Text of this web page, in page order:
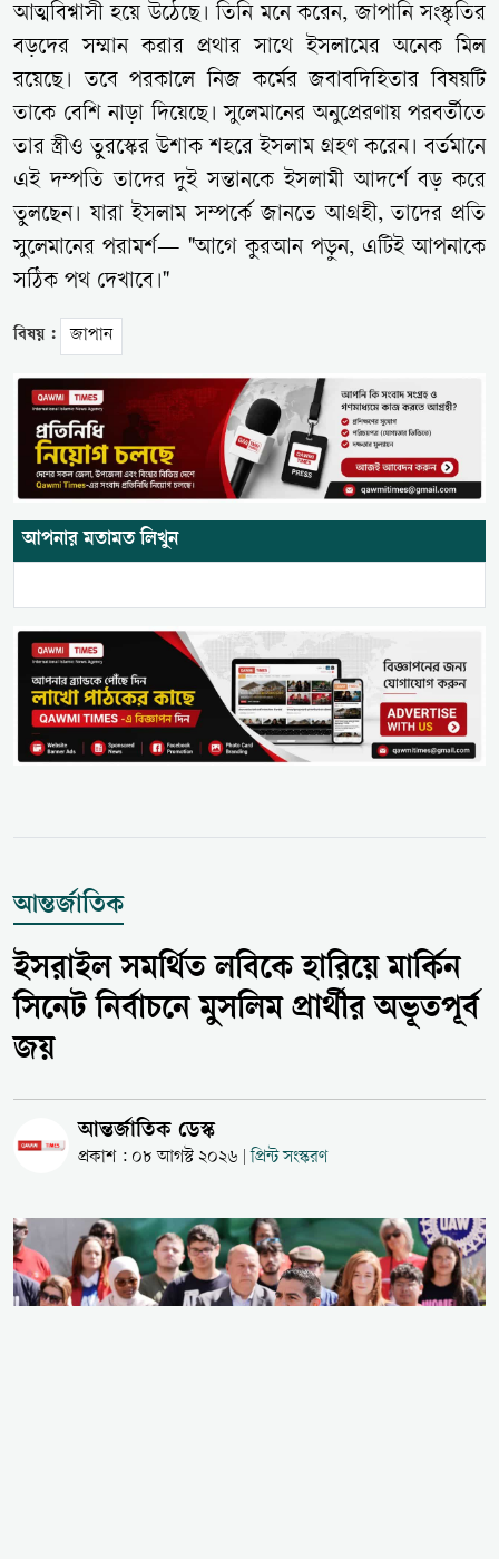
আত্মবিশ্বাসী হয়ে উঠেছে। তিনি মনে করেন, জাপানি সংস্কৃতির
বড়দের সম্মান করার প্রথার সাথে ইসলামের অনেক মিল
রয়েছে। তবে পরকালে নিজ কর্মের জবাবদিহিতার বিষয়টি
তাকে বেশি নাড়া দিয়েছে। সুলেমানের অনুপ্রেরণায় পরবর্তীতে
তার স্ত্রীও তুরস্কের উশাক শহরে ইসলাম গ্রহণ করেন। বর্তমানে
এই দম্পতি তাদের দুই সন্তানকে ইসলামী আদর্শে বড় করে
তুলছেন। যারা ইসলাম সম্পর্কে জানতে আগ্রহী, তাদের প্রতি
সুলেমানের পরামর্শ— "আগে কুরআন পড়ুন, এটিই আপনাকে
সঠিক পথ দেখাবে।"
বিষয় : জাপান
আপনার মতামত লিখুন
আন্তর্জাতিক
ইসরাইল সমর্থিত লবিকে হারিয়ে মার্কিন
সিনেট নির্বাচনে মুসলিম প্রার্থীর অভূতপূর্ব
জয়
আন্তর্জাতিক ডেস্ক
প্রকাশ : ০৮ আগস্ট ২০২৬ প্রিন্ট সংস্করণ